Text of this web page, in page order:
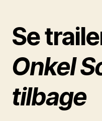
Se
Onkel
tilbage